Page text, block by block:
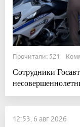
Прочитали: 521
Сотрудники
12:53, 6 авг 2026